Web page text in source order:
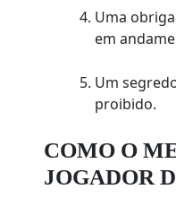
Uma
em
Um
proibido.
COMO O
JOGADOR